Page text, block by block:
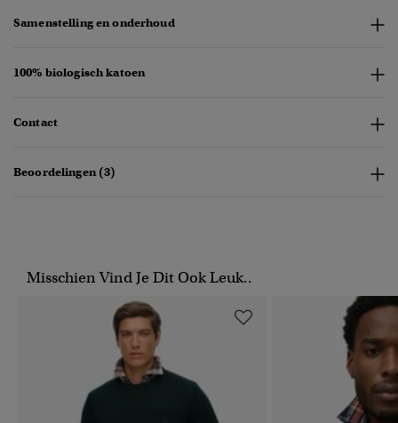
Samenstelling en onderhoud
100% biologisch katoen
Contact
Beoordelingen (3)
Misschien Vind Je Dit Ook Leuk..